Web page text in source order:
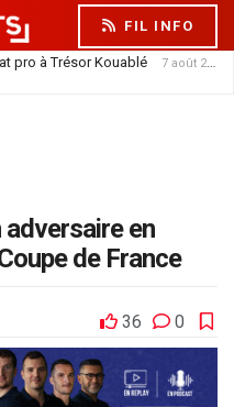
FIL INFO
pro à Trésor Kouablé 7 août 2026
en
de France
36 0